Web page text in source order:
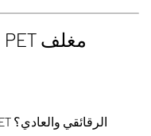
س 1: ما الفرق بين التشكيل الحراري PET الرقائقي والعادي؟